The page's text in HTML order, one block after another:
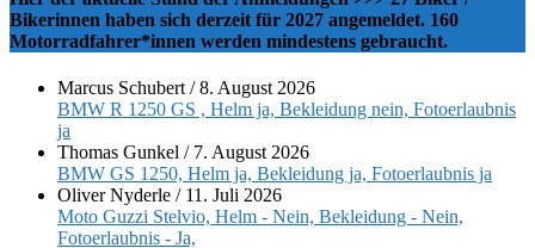
Bikerinnen haben sich derzeit für 2027 angemeldet. 160
Motorradfahrer*innen werden mindestens gebraucht.
Marcus Schubert /8. August 2026
BMW R 1250 GS , Helm ja, Bekleidung nein, Fotoerlaubnis
ja
Thomas Gunkel / 7. August 2026
BMW GS 1250, Helm ja, Bekleidung ja, Fotoerlaubnis ja
Oliver Nyderle / 11. Juli 2026
Moto Guzzi Stelvio, Helm - Nein, Bekleidung - Nein,
Fotoerlaubnis - Ja,